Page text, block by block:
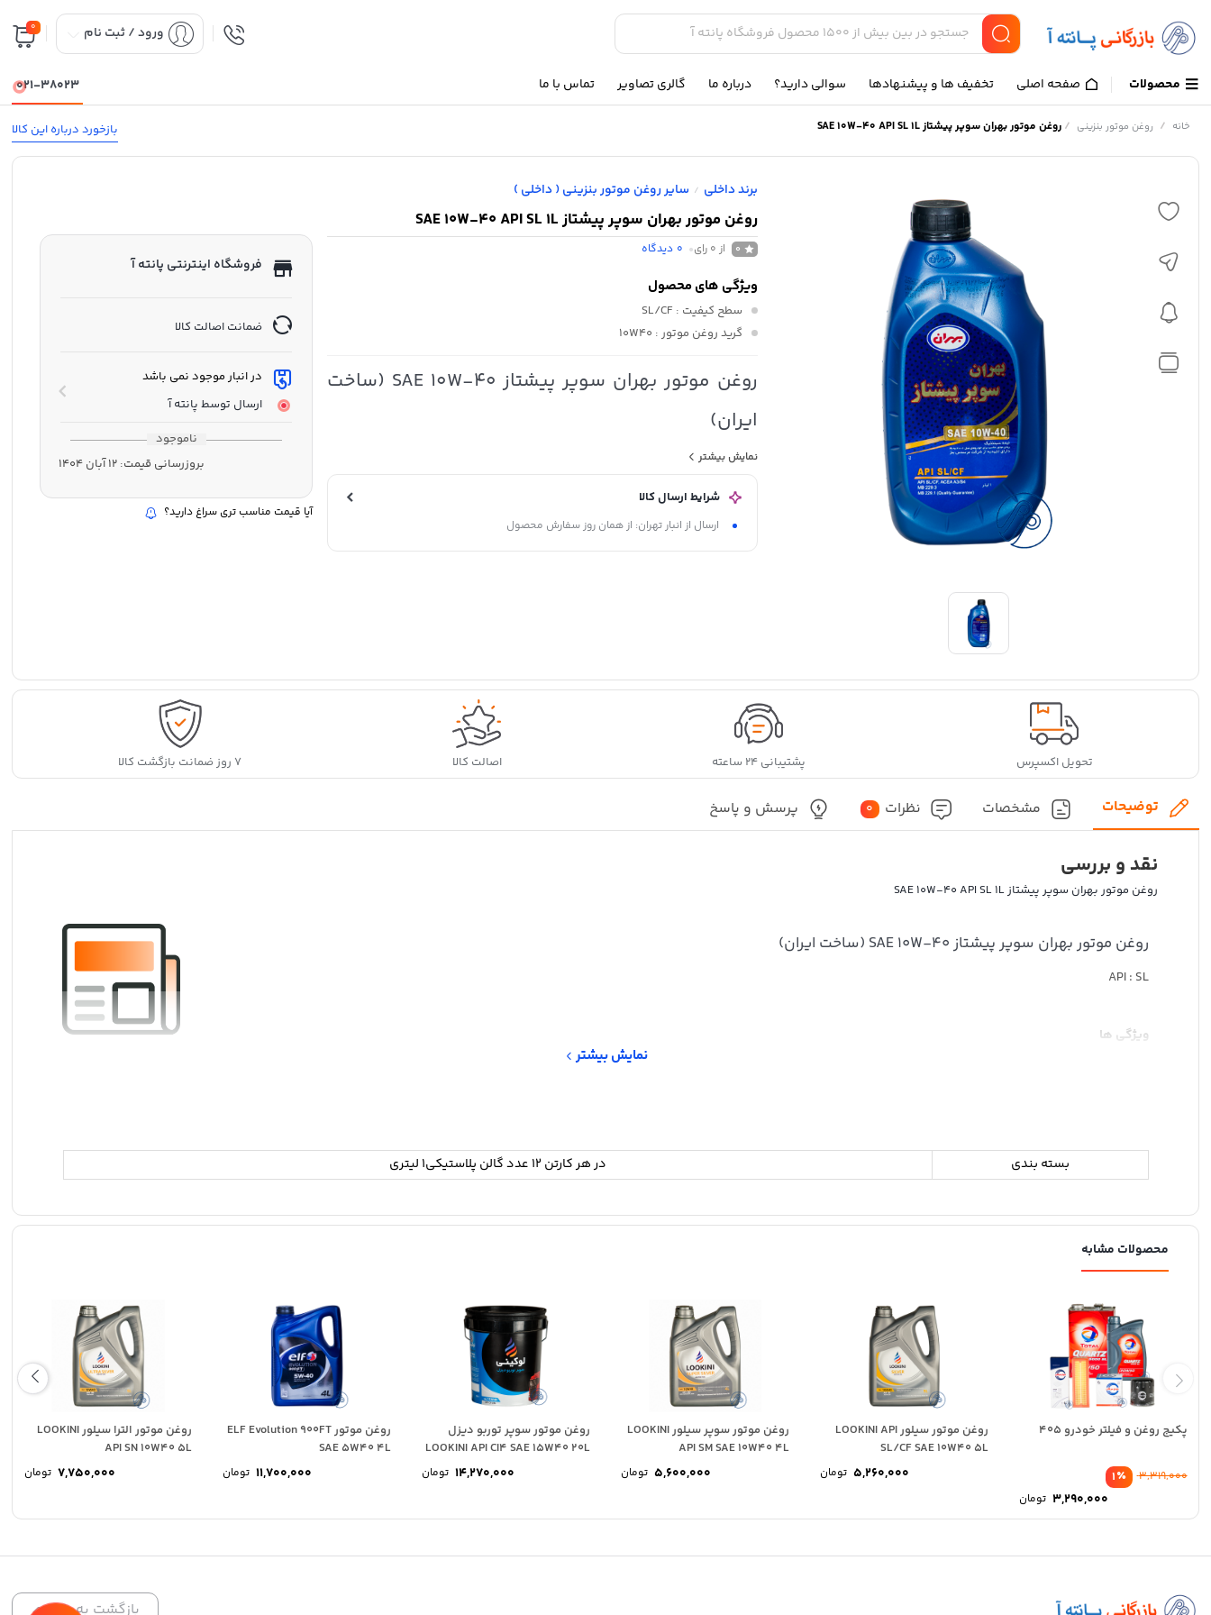
ورود / ثبت نام 0
محصولات صفحه اصلی تخفیف ها و پیشنهادها سوالی دارید؟ درباره ما گالری تصاویر تماس با ما 021-38023
بازخورد درباره این کالا خانه / روغن موتور بنزینی /روغن موتور بهران سوپر پیشتاز SAE 10W-40 API SL 1L
برند داخلی / سایر روغن موتور بنزینی ( داخلی )
روغن موتور بهران سوپر پیشتاز SAE 10W-40 API SL 1L
0 از 0 رای 0 دیدگاه
ویژگی های محصول
سطح کیفیت : SL/CF
گرید روغن موتور : 10W40
روغن موتور بهران سوپر پیشتاز SAE 10W-40 (ساخت
ایران)
API : SL
ویژگی ها
نمایش بیشتر
شرایط ارسال کالا
ارسال از انبار تهران: از همان روز سفارش محصول
فروشگاه اینترنتی پانته آ
ضمانت اصالت کالا
در انبار موجود نمی باشد
ارسال توسط پانته آ
ناموجود
بروزرسانی قیمت: 12 آبان 1404
آیا قیمت مناسب تری سراغ دارید؟
تحویل اکسپرس پشتیبانی ۲۴ ساعته اصالت کالا ۷ روز ضمانت بازگشت کالا
توضیحات مشخصات نظرات 0 پرسش و پاسخ
نقد و بررسی
روغن موتور بهران سوپر پیشتاز SAE 10W-40 API SL 1L
روغن موتور بهران سوپر پیشتاز SAE 10W-40 (ساخت ایران)
API : SL
ویژگی ها
محافظت از قطعات در برابر خوردگی و زنگ زدگی
نمایش بیشتر
بسته بندی در هر کارتن 12 عدد گالن پلاستیکی1 لیتری
محصولات مشابه
پکیج روغن و فیلتر خودرو 405
٪1 3,319,000
was:
3,290,000 تومان
Current
price
3,290,000 تومان.
روغن موتور سیلور LOOKINI API
SL/CF SAE 10W40 5L
5,260,000 تومان
روغن موتور سوپر سیلور LOOKINI
API SM SAE 10W40 4L
5,600,000 تومان
روغن موتور سوپر توربو دیزل
LOOKINI API CI4 SAE 15W40 20L
14,270,000 تومان
روغن موتور ELF Evolution 900FT
SAE 5W40 4L
11,700,000 تومان
روغن موتور الترا سیلور LOOKINI
API SN 10W40 5L
7,750,000 تومان
بازگشت به بالا